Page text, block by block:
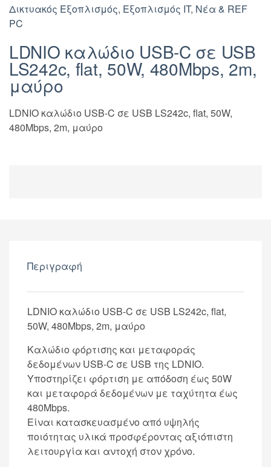
Δικτυακός Εξοπλισμός, Εξοπλισμός IT, Νέα & REF
PC
LDNIO καλώδιο USB-C σε USB
LS242c, flat, 50W, 480Mbps, 2m,
μαύρο
LDNIO καλώδιο USB-C σε USB LS242c, flat, 50W,
480Mbps, 2m, μαύρο
Περιγραφή
LDNIO καλώδιο USB-C σε USB LS242c, flat,
50W, 480Mbps, 2m, μαύρο
Καλώδιο φόρτισης και μεταφοράς
δεδομένων USB-C σε USB της LDNIO.
Υποστηρίζει φόρτιση με απόδοση έως 50W
και μεταφορά δεδομένων με ταχύτητα έως
480Mbps.
Είναι κατασκευασμένο από υψηλής
ποιότητας υλικά προσφέροντας αξιόπιστη
λειτουργία και αντοχή στον χρόνο.